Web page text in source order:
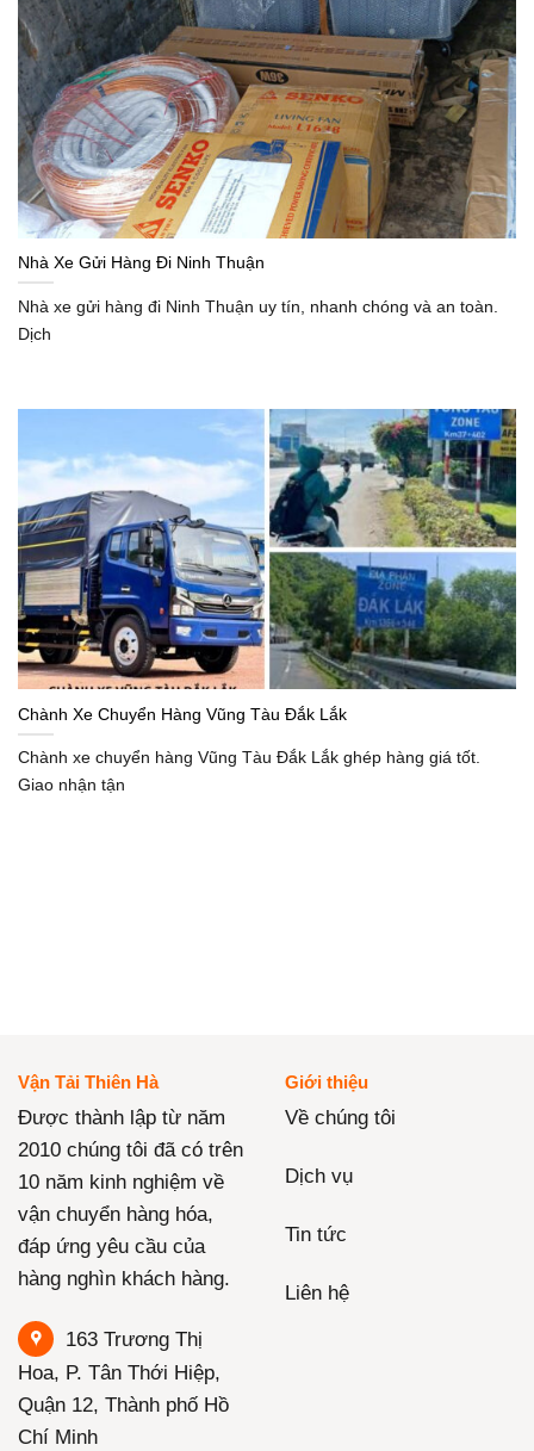
Nhà Xe Gửi Hàng Đi Ninh Thuận
Nhà xe gửi hàng đi Ninh Thuận uy tín, nhanh chóng và an toàn.
Dịch
Chành Xe Chuyển Hàng Vũng Tàu Đắk Lắk
Chành xe chuyển hàng Vũng Tàu Đắk Lắk ghép hàng giá tốt.
Giao nhận tận
Vận Tải Thiên Hà
Được thành lập từ năm
2010 chúng tôi đã có trên
10 năm kinh nghiệm về
vận chuyển hàng hóa,
đáp ứng yêu cầu của
hàng nghìn khách hàng.
163 Trương Thị
Hoa, P. Tân Thới Hiệp,
Quận 12, Thành phố Hồ
Chí Minh
Giới thiệu
Về chúng tôi
Dịch vụ
Tin tức
Liên hệ